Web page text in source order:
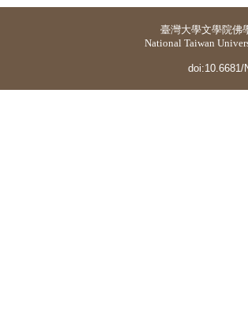
臺灣大學文學院佛
National Taiwan
doi:10.6681/